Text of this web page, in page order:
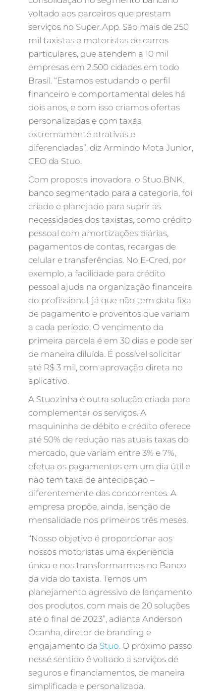
voltado aos parceiros que prestam
serviços no Super.App. São mais de 250
mil taxistas e motoristas de carros
particulares, que atendem a 10 mil
empresas em 2.500 cidades em todo
Brasil. “Estamos estudando o perfil
financeiro e comportamental deles há
dois anos, e com isso criamos ofertas
personalizadas e com taxas
extremamente atrativas e
diferenciadas”, diz Armindo Mota Junior,
CEO da Stuo.
Com proposta inovadora, o Stuo.BNK,
banco segmentado para a categoria, foi
criado e planejado para suprir as
necessidades dos taxistas, como crédito
pessoal com amortizações diárias,
pagamentos de contas, recargas de
celular e transferências. No E-Cred, por
exemplo, a facilidade para crédito
pessoal ajuda na organização financeira
do profissional, já que não tem data fixa
de pagamento e proventos que variam
a cada período. O vencimento da
primeira parcela é em 30 dias e pode ser
de maneira diluída. É possível solicitar
até R$ 3 mil, com aprovação direta no
aplicativo.
A Stuozinha é outra solução criada para
complementar os serviços. A
maquininha de débito e crédito oferece
até 50% de redução nas atuais taxas do
mercado, que variam entre 3% e 7%,
efetua os pagamentos em um dia útil e
não tem taxa de antecipação –
diferentemente das concorrentes. A
empresa propõe, ainda, isenção de
mensalidade nos primeiros três meses.
“Nosso objetivo é proporcionar aos
nossos motoristas uma experiência
única e nos transformarmos no Banco
da vida do taxista. Temos um
planejamento agressivo de lançamento
dos produtos, com mais de 20 soluções
até o final de 2023”, adianta Anderson
Ocanha, diretor de branding e
engajamento da Stuo. O próximo passo
nesse sentido é voltado a serviços de
seguros e financiamentos, de maneira
simplificada e personalizada.